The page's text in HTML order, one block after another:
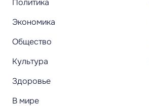
Политика
Экономика
Общество
Культура
Здоровье
В мире